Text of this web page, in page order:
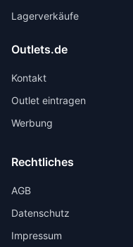
Lagerverkäufe
Outlets.de
Kontakt
Outlet eintragen
Werbung
Rechtliches
AGB
Datenschutz
Impressum